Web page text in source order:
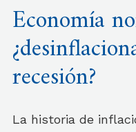
Economía
recesión?
La historia de